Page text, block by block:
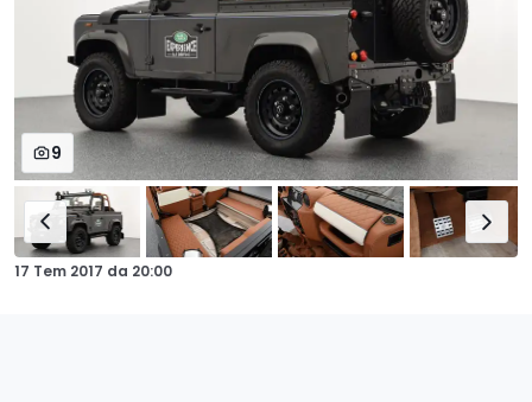
9
17 Tem 2017 da 20:00